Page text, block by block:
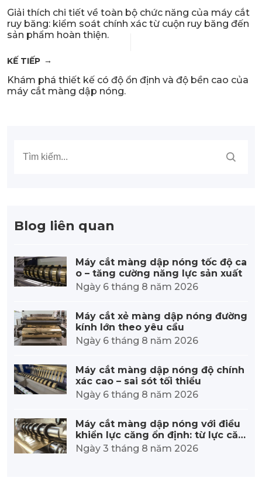
Giải thích chi tiết về toàn bộ chức năng của máy cắt
ruy băng: kiểm soát chính xác từ cuộn ruy băng đến
sản phẩm hoàn thiện.
KẾ TIẾP
Khám phá thiết kế có độ ổn định và độ bền cao của
máy cắt màng dập nóng.
Blog liên quan
Máy cắt màng dập nóng tốc độ ca
o – tăng cường năng lực sản xuất
Ngày 6 tháng 8 năm 2026
Máy cắt xẻ màng dập nóng đường
kính lớn theo yêu cầu
Ngày 6 tháng 8 năm 2026
Máy cắt màng dập nóng độ chính
xác cao – sai sót tối thiểu
Ngày 6 tháng 8 năm 2026
Máy cắt màng dập nóng với điều
khiển lực căng ổn định: từ lực căn
g chính xác đến chất lượng vượt tr
ội.
Ngày 3 tháng 8 năm 2026